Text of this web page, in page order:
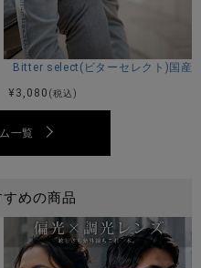
ャップ/全9色
Bitter select(ビターセレクト)国産
¥ 3,080 (税込)
一覧
めの商品